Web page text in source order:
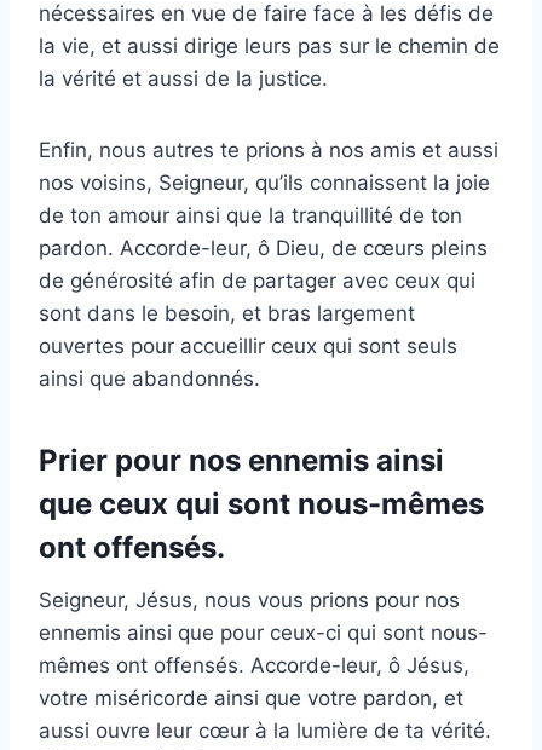
nécessaires en vue de faire face à les défis de
la vie, et aussi dirige leurs pas sur le chemin de
la vérité et aussi de la justice.
Enfin, nous autres te prions à nos amis et aussi
nos voisins, Seigneur, qu’ils connaissent la joie
de ton amour ainsi que la tranquillité de ton
pardon. Accorde-leur, ô Dieu, de cœurs pleins
de générosité afin de partager avec ceux qui
sont dans le besoin, et bras largement
ouvertes pour accueillir ceux qui sont seuls
ainsi que abandonnés.
Prier pour nos ennemis ainsi
que ceux qui sont nous-mêmes
ont offensés.
Seigneur, Jésus, nous vous prions pour nos
ennemis ainsi que pour ceux-ci qui sont nous-
mêmes ont offensés. Accorde-leur, ô Jésus,
votre miséricorde ainsi que votre pardon, et
aussi ouvre leur cœur à la lumière de ta vérité.